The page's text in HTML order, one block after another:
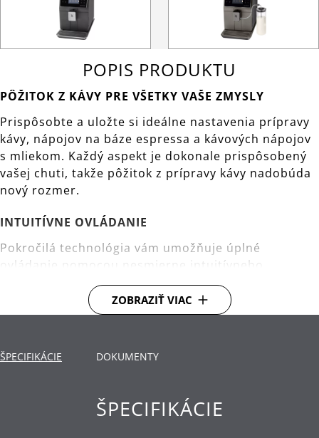
POPIS PRODUKTU
PÔŽITOK Z KÁVY PRE VŠETKY VAŠE ZMYSLY
Prispôsobte a uložte si ideálne nastavenia prípravy
kávy, nápojov na báze espressa a kávových nápojov
s mliekom. Každý aspekt je dokonale prispôsobený
vašej chuti, takže pôžitok z prípravy kávy nadobúda
nový rozmer.
INTUITÍVNE OVLÁDANIE
Pokročilá technológia vám umožňuje úplné
ovládanie pomocou nesmierne intuitívneho
dotykového displeja, ktorý sa ľahko používa.
NAJVYŠŠIA KVALITA KÁVY
WMF DOUBLE-THERMOBLOCK a 3-stupňovému
konzistentné mletie.
ZOBRAZIŤ VIAC
ŠPECIFIKÁCIE DOKUMENTY
ŠPECIFIKÁCIE